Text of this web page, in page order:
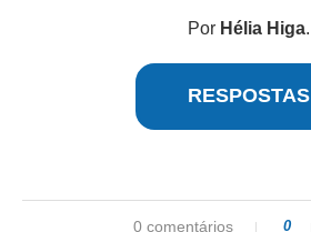
Por Hélia Higa.
RESPOSTAS
0 comentários 0